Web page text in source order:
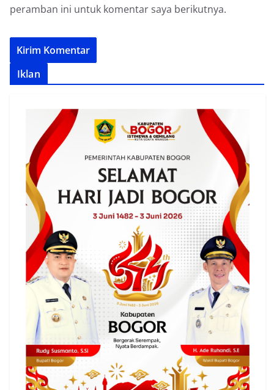
peramban ini untuk komentar saya berikutnya.
Iklan